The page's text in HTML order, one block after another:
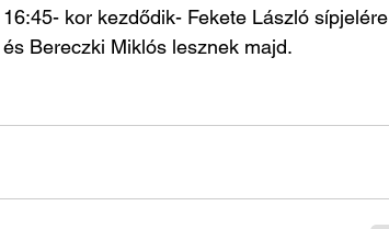
kor kezdődik- Fekete László sípjelére
Bereczki Miklós lesznek majd.